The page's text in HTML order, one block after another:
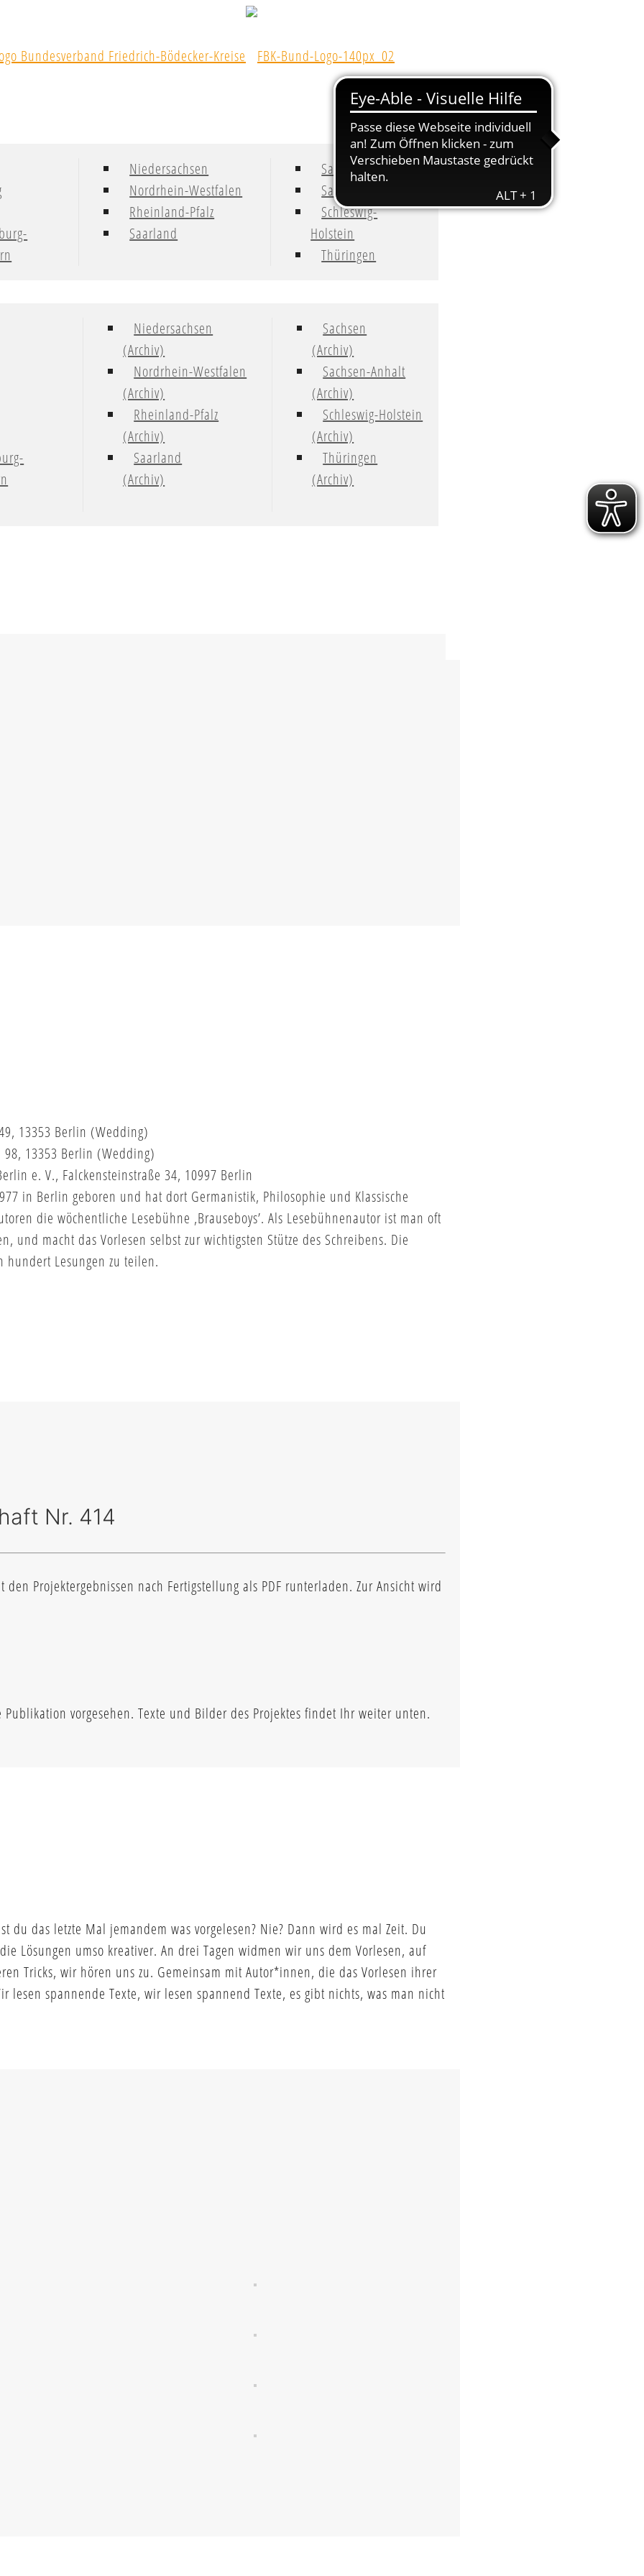
Niedersachsen
Nordrhein-Westfalen
Rheinland-Pfalz
Saarland
Sachsen
Sachsen-Anhalt
Schleswig-
Holstein
Thüringen
Niedersachsen
(Archiv)
Nordrhein-Westfalen
(Archiv)
Rheinland-Pfalz
(Archiv)
Saarland
(Archiv)
Sachsen
(Archiv)
Sachsen-Anhalt
(Archiv)
Schleswig-Holstein
(Archiv)
Thüringen
(Archiv)
13353 Berlin (Wedding)
98, 13353 Berlin (Wedding)
e. V., Falckensteinstraße 34, 10997 Berlin
in Berlin geboren und hat dort Germanistik, Philosophie und Klassische
die wöchentliche Lesebühne ‚Brauseboys’. Als Lesebühnenautor ist man oft
und macht das Vorlesen selbst zur wichtigsten Stütze des Schreibens. Die
hundert Lesungen zu teilen.
Nr. 414
Projektergebnissen nach Fertigstellung als PDF runterladen. Zur Ansicht wird
vorgesehen. Texte und Bilder des Projektes findet Ihr weiter unten.
du das letzte Mal jemandem was vorgelesen? Nie? Dann wird es mal Zeit. Du
Lösungen umso kreativer. An drei Tagen widmen wir uns dem Vorlesen, auf
Tricks, wir hören uns zu. Gemeinsam mit Autor*innen, die das Vorlesen ihrer
lesen spannende Texte, wir lesen spannend Texte, es gibt nichts, was man nicht